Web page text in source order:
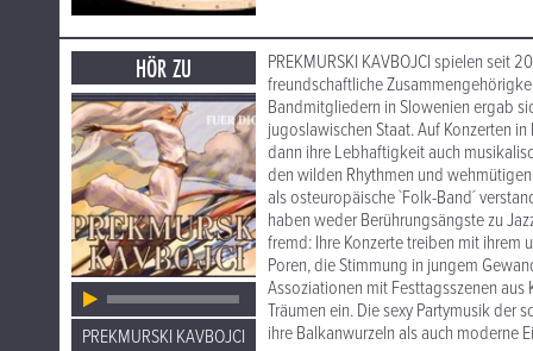
HÖR ZU
PREKMURSKI KAVBOJCI
PREKMURSKI KAVBOJCI spielen seit
freundschaftliche
Bandmitgliedern in Slowenien ergab
jugoslawischen Staat. Auf Konzerten
dann ihre Lebhaftigkeit auch
den wilden Rhythmen und
als osteuropäische `Folk-Band´
haben weder Berührungsängste zu
fremd: Ihre Konzerte treiben mit ihrem
Poren, die Stimmung in jungem
Assoziationen mit Festtagsszenen
Träumen ein. Die sexy Partymusik der
ihre Balkanwurzeln als auch moderne